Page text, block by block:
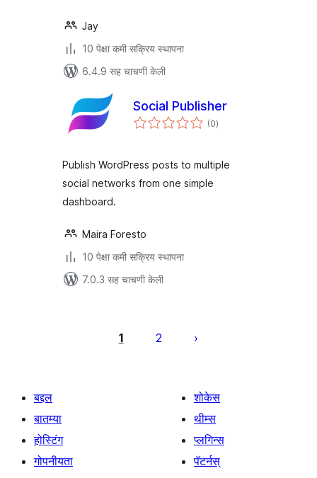
Jay
10 पेक्षा कमी सक्रिय स्थापना
6.4.9 सह चाचणी केली
Social Publisher
(0एकूण
मूल्यांकन
)
Publish WordPress posts to multiple
social networks from one simple
dashboard.
Maira Foresto
10 पेक्षा कमी सक्रिय स्थापना
7.0.3 सह चाचणी केली
1 2
बद्दल
बातम्या
होस्टिंग
गोपनीयता
शोकेस
थीम्स
प्लगिन्स
पॅटर्नस्